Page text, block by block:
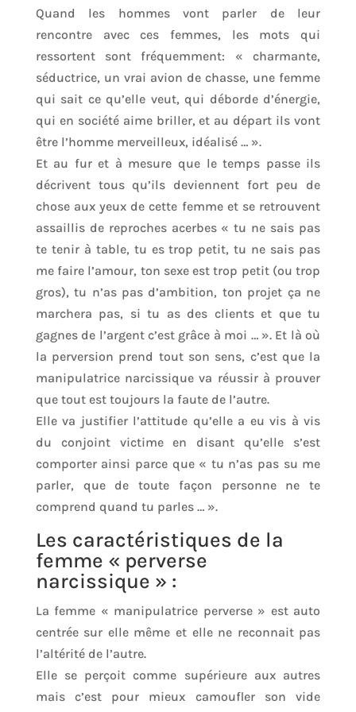
Quand les hommes vont parler de leur
rencontre avec ces femmes, les mots qui
ressortent sont fréquemment: « charmante,
séductrice, un vrai avion de chasse, une femme
qui sait ce qu’elle veut, qui déborde d’énergie,
qui en société aime briller, et au départ ils vont
être l’homme merveilleux, idéalisé … ».
Et au fur et à mesure que le temps passe ils
décrivent tous qu’ils deviennent fort peu de
chose aux yeux de cette femme et se retrouvent
assaillis de reproches acerbes « tu ne sais pas
te tenir à table, tu es trop petit, tu ne sais pas
me faire l’amour, ton sexe est trop petit (ou trop
gros), tu n’as pas d’ambition, ton projet ça ne
marchera pas, si tu as des clients et que tu
gagnes de l’argent c’est grâce à moi … ». Et là où
la perversion prend tout son sens, c’est que la
manipulatrice narcissique va réussir à prouver
que tout est toujours la faute de l’autre.
Elle va justifier l’attitude qu’elle a eu vis à vis
du conjoint victime en disant qu’elle s’est
comporter ainsi parce que « tu n’as pas su me
parler, que de toute façon personne ne te
comprend quand tu parles … ».
Les caractéristiques de la
femme « perverse
narcissique » :
La femme « manipulatrice perverse » est auto
centrée sur elle même et elle ne reconnait pas
l’altérité de l’autre.
Elle se perçoit comme supérieure aux autres
mais c’est pour mieux camoufler son vide